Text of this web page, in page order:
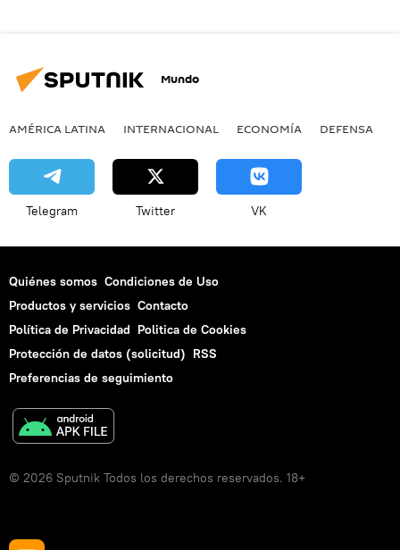
Mundo
AMÉRICA LATINA INTERNACIONAL ECONOMÍA DEFENSA
Telegram Twitter VK
Quiénes somos Condiciones de Uso
Productos y servicios Contacto
Política de Privacidad Politica de Cookies
Protección de datos (solicitud) RSS
Preferencias de seguimiento
© 2026 Sputnik Todos los derechos reservados. 18+